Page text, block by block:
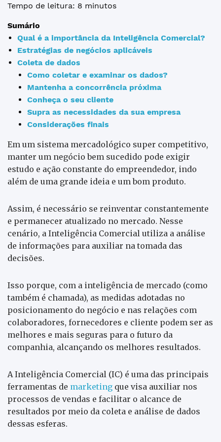
Tempo de leitura: 8 minutos
Sumário
Qual é a importância da Inteligência Comercial?
Estratégias de negócios aplicáveis
Coleta de dados
Como coletar e examinar os dados?
Mantenha a concorrência próxima
Conheça o seu cliente
Supra as necessidades da sua empresa
Considerações finais
Em um sistema mercadológico super competitivo,
manter um negócio bem sucedido pode exigir
estudo e ação constante do empreendedor, indo
além de uma grande ideia e um bom produto.
Assim, é necessário se reinventar constantemente
e permanecer atualizado no mercado. Nesse
cenário, a Inteligência Comercial utiliza a análise
de informações para auxiliar na tomada das
decisões.
Isso porque, com a inteligência de mercado (como
também é chamada), as medidas adotadas no
posicionamento do negócio e nas relações com
colaboradores, fornecedores e cliente podem ser as
melhores e mais seguras para o futuro da
companhia, alcançando os melhores resultados.
A Inteligência Comercial (IC) é uma das principais
ferramentas de marketing que visa auxiliar nos
processos de vendas e facilitar o alcance de
resultados por meio da coleta e análise de dados
dessas esferas.